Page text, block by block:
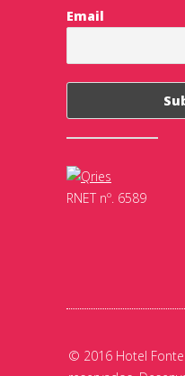
Email
RNET nº. 6589
© 2016 Hotel